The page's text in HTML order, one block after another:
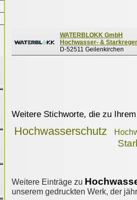
WATERBLOKK GmbH
Hochwasser- &
D-52511 Geilenkirchen
Weitere Stichworte, die zu
Hochwasserschutz
Weitere Einträge zu
unserem gedruckten Werk, der